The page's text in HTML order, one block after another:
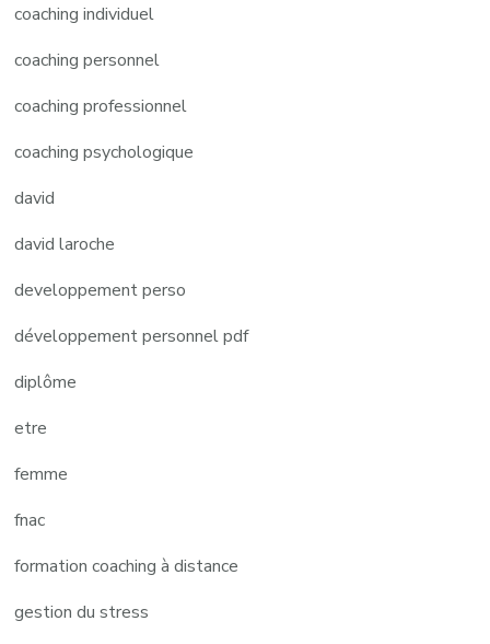
coaching individuel
coaching personnel
coaching professionnel
coaching psychologique
david
david laroche
developpement perso
développement personnel pdf
diplôme
etre
femme
fnac
formation coaching à distance
gestion du stress